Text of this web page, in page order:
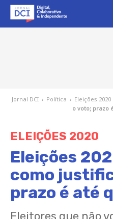
Jornal DCI › Política › Eleições 2020
o voto; prazo
ELEIÇÕES 2020
Eleições
como
prazo é até
Eleitores que não